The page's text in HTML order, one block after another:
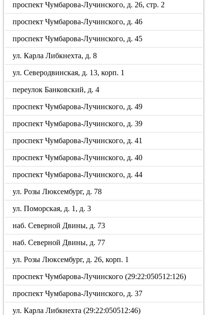
проспект Чумбарова-Лучинского, д. 26, стр. 2
проспект Чумбарова-Лучинского, д. 46
проспект Чумбарова-Лучинского, д. 45
ул. Карла Либкнехта, д. 8
ул. Северодвинская, д. 13, корп. 1
переулок Банковский, д. 4
проспект Чумбарова-Лучинского, д. 49
проспект Чумбарова-Лучинского, д. 39
проспект Чумбарова-Лучинского, д. 41
проспект Чумбарова-Лучинского, д. 40
проспект Чумбарова-Лучинского, д. 44
ул. Розы Люксембург, д. 78
ул. Поморская, д. 1, д. 3
наб. Северной Двины, д. 73
наб. Северной Двины, д. 77
ул. Розы Люксембург, д. 26, корп. 1
проспект Чумбарова-Лучинского (29:22:050512:126)
проспект Чумбарова-Лучинского, д. 37
ул. Карла Либкнехта (29:22:050512:46)